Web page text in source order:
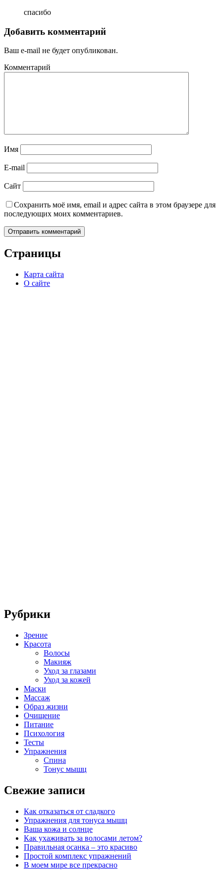
спасибо
Добавить комментарий
Ваш e-mail не будет опубликован.
Комментарий
Имя
E-mail
Сайт
Сохранить моё имя, email и адрес сайта в этом браузере для
последующих моих комментариев.
Страницы
Карта сайта
О сайте
Рубрики
Зрение
Красота
Волосы
Макияж
Уход за глазами
Уход за кожей
Маски
Массаж
Образ жизни
Очищение
Питание
Психология
Тесты
Упражнения
Спина
Тонус мышц
Свежие записи
Как отказаться от сладкого
Упражнения для тонуса мышц
Ваша кожа и солнце
Как ухаживать за волосами летом?
Правильная осанка – это красиво
Простой комплекс упражнений
В моем мире все прекрасно